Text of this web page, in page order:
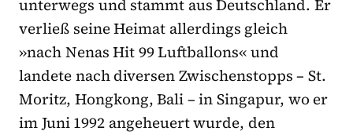
unterwegs und stammt aus Deutschland. Er
verließ seine Heimat allerdings gleich
»nach Nenas Hit 99 Luftballons« und
landete nach diversen Zwischenstopps – St.
Moritz, Hongkong, Bali – in Singapur, wo er
im Juni 1992 angeheuert wurde, den